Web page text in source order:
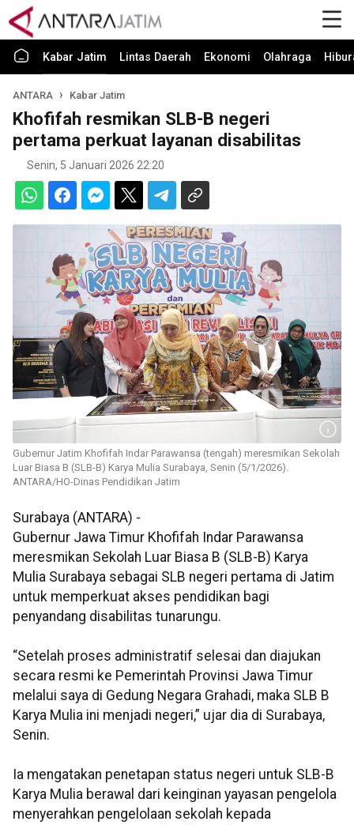
Kabar Jatim Lintas Daerah Ekonomi Olahraga
ANTARA Kabar Jatim
Khofifah resmikan SLB-B negeri
pertama perkuat layanan disabilitas
Senin, 5 Januari 2026 22:20
Gubernur Jatim Khofifah Indar Parawansa (tengah) meresmikan Sekolah
Luar Biasa B (SLB-B) Karya Mulia Surabaya, Senin (5/1/2026).
ANTARA/HO-Dinas Pendidikan Jatim
Surabaya (ANTARA) -
Gubernur Jawa Timur Khofifah Indar Parawansa
meresmikan Sekolah Luar Biasa B (SLB-B) Karya
Mulia Surabaya sebagai SLB negeri pertama di Jatim
untuk memperkuat akses pendidikan bagi
penyandang disabilitas tunarungu.
“Setelah proses administratif selesai dan diajukan
secara resmi ke Pemerintah Provinsi Jawa Timur
melalui saya di Gedung Negara Grahadi, maka SLB B
Karya Mulia ini menjadi negeri,” ujar dia di Surabaya,
Senin.
Ia mengatakan penetapan status negeri untuk SLB-B
Karya Mulia berawal dari keinginan yayasan pengelola
menyerahkan pengelolaan sekolah kepada